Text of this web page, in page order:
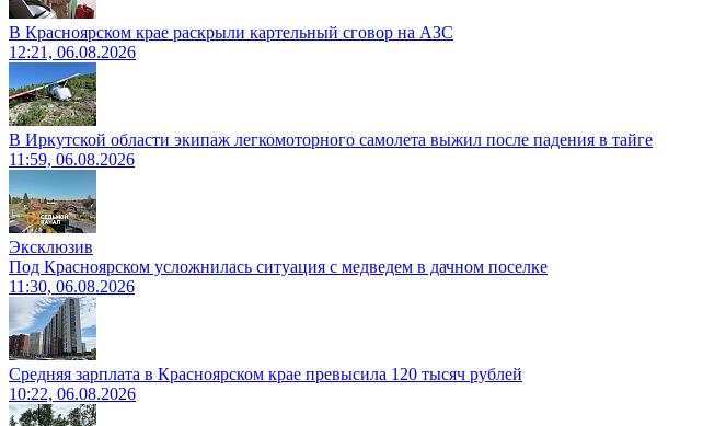
В Красноярском крае раскрыли картельный сговор на АЗС
12:21, 06.08.2026
В Иркутской области экипаж легкомоторного самолета выжил после падения в тайге
11:59, 06.08.2026
Эксклюзив
Под Красноярском усложнилась ситуация с медведем в дачном поселке
11:30, 06.08.2026
Средняя зарплата в Красноярском крае превысила 120 тысяч рублей
10:22, 06.08.2026